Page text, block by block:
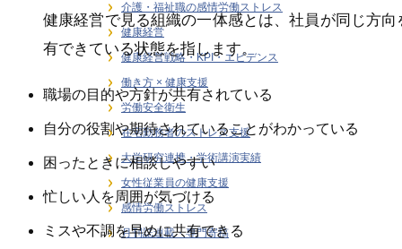
健康経営で見る組織の一体感とは、社員が同じ方
有できている状態を指します。
職場の目的や方針が共有されている
自分の役割や期待されていることがわかっている
困ったときに相談しやすい
忙しい人を周囲が気づける
ミスや不調を早めに共有できる
介護・福祉職の感情労働ストレス
健康経営
健康経営戦略・KPI・エビデンス
働き方 × 健康支援
労働安全衛生
在宅勤務者のストレス支援
大学研究連携・学術講演実績
女性従業員の健康支援
感情労働ストレス
月刊誌連載・専門寄稿